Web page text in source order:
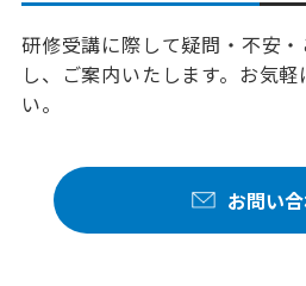
研修受講に際して疑問・不安
し、ご案内いたします。お気
い。
お問い